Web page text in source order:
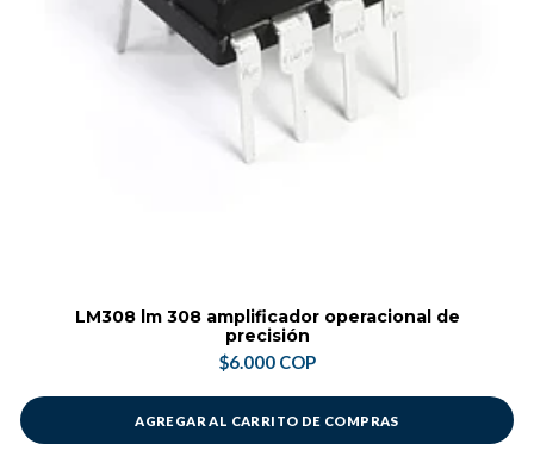
LM308 lm 308 amplificador operacional de
precisión
$6.000 COP
AGREGAR AL CARRITO DE COMPRAS